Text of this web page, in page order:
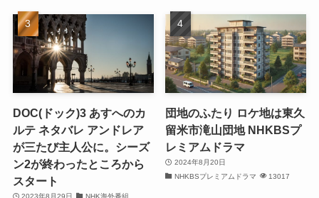
DOC(ドック)3 あすへのカ
ルテ ネタバレ アンドレア
が三たび主人公に。シーズ
ン2が終わったところから
スタート
2023年8月29日
NHK海外番組
団地のふたり ロケ地は東久
留米市滝山団地 NHKBSプ
レミアムドラマ
2024年8月20日
NHKBSプレミアムドラマ
13017